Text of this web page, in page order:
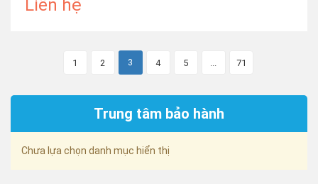
Liên hệ
1 2 3 4 5 71
Trung tâm bảo hành
Chưa lựa chọn danh mục hiển thị